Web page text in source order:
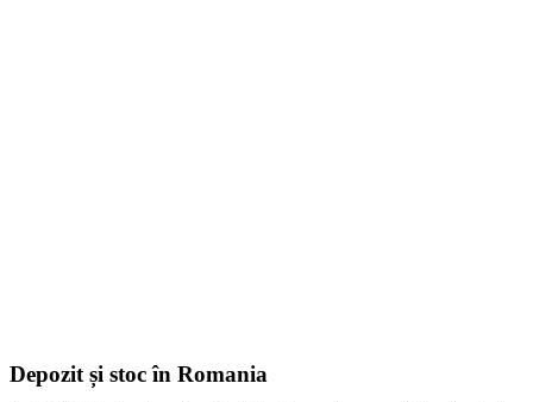
Depozit și stoc în Romania